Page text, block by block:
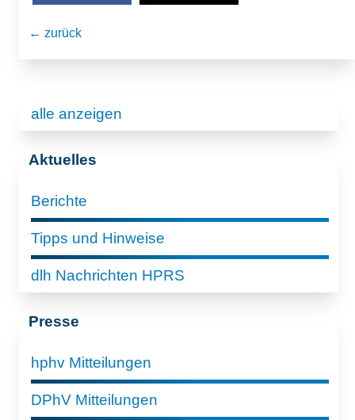
← zurück
alle anzeigen
Aktuelles
Berichte
Tipps und Hinweise
dlh Nachrichten HPRS
Presse
hphv Mitteilungen
DPhV Mitteilungen